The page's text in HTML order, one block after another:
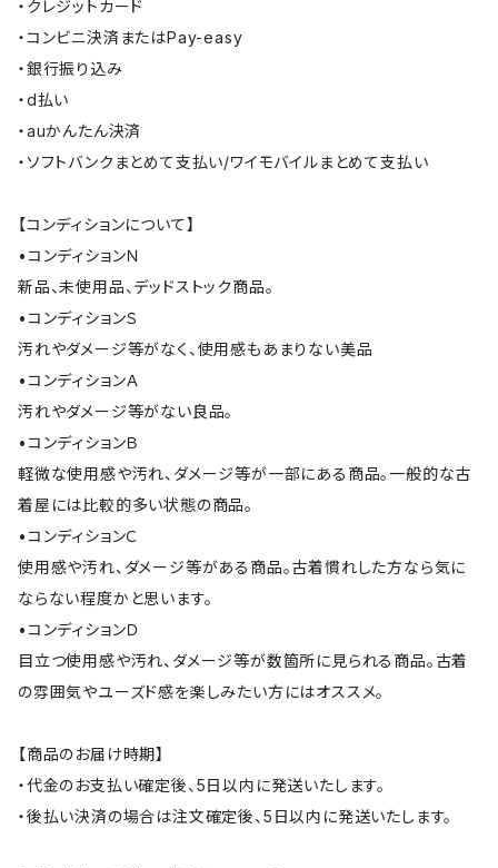
・クレジットカード
・コンビニ決済またはPay-easy
・銀行振り込み
・d払い
・auかんたん決済
・ソフトバンクまとめて支払い/ワイモバイルまとめて支払い
【コンディションについて】
•コンディションＮ
新品、未使用品、デッドストック商品。
•コンディションＳ
汚れやダメージ等がなく、使用感もあまりない美品
•コンディションＡ
汚れやダメージ等がない良品。
•コンディションＢ
軽微な使用感や汚れ、ダメージ等が一部にある商品。一般的な古
着屋には比較的多い状態の商品。
•コンディションＣ
使用感や汚れ、ダメージ等がある商品。古着慣れした方なら気に
ならない程度かと思います。
•コンディションＤ
目立つ使用感や汚れ、ダメージ等が数箇所に見られる商品。古着
の雰囲気やユーズド感を楽しみたい方にはオススメ。
【商品のお届け時期】
・代金のお支払い確定後、5日以内に発送いたします。
・後払い決済の場合は注文確定後、5日以内に発送いたします。